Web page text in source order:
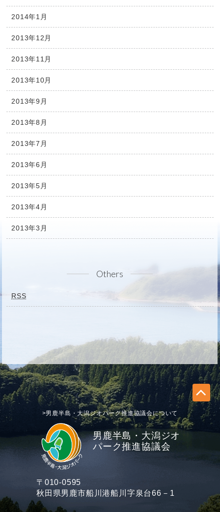
2014年1月
2013年12月
2013年11月
2013年10月
2013年9月
2013年8月
2013年7月
2013年6月
2013年5月
2013年4月
2013年3月
Others
RSS
男鹿半島・大潟ジオ
パーク推進協議会
〒010-0595
秋田県男鹿市船川港船川字泉台66－1
>男鹿半島・大潟ジオパーク推進協議会について